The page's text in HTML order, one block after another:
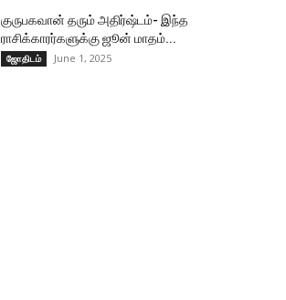
குருபகவான் தரும் அதிர்ஷ்டம்- இந்த
ராசிக்காரர்களுக்கு ஜூன் மாதம்...
ஜோதிடம் June 1, 2025